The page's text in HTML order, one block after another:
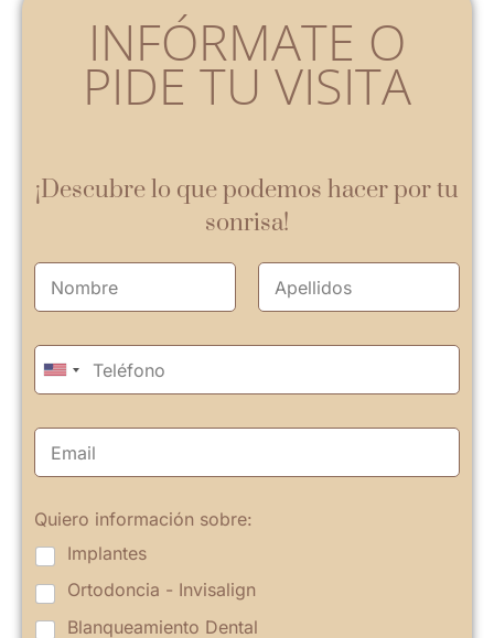
INFÓRMATE O
PIDE TU VISITA
¡Descubre lo que podemos hacer por tu
sonrisa!
Quiero información sobre:
Implantes
Ortodoncia - Invisalign
Blanqueamiento Dental